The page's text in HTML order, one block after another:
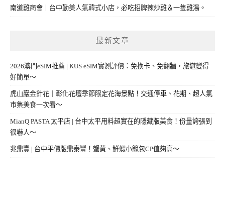
南道雞商會｜台中勤美人氣韓式小店，必吃招牌辣炒雞＆一隻雞湯。
最新文章
2026澳門eSIM推薦 | KUS eSIM實測評價：免換卡、免翻牆，旅遊變得
好簡單～
虎山巖金針花｜彰化花壇季節限定花海景點！交通停車、花期、超人氣
市集美食一次看～
MianQ PASTA 太平店 | 台中太平用料超實在的隱藏版美食！份量誇張到
很嚇人～
兆鼎豐 | 台中平價版鼎泰豐！蟹黃、鮮蝦小籠包CP值夠高～